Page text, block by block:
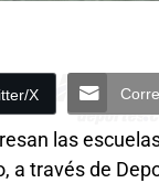
X
las
a través de